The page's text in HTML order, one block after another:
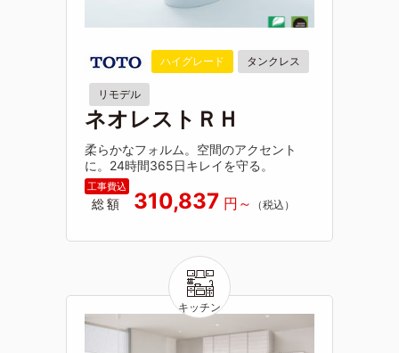
ハイグレード タンクレス
リモデル
ネオレストＲＨ
柔らかなフォルム。空間のアクセント
に。24時間365日キレイを守る。
総額 310,837